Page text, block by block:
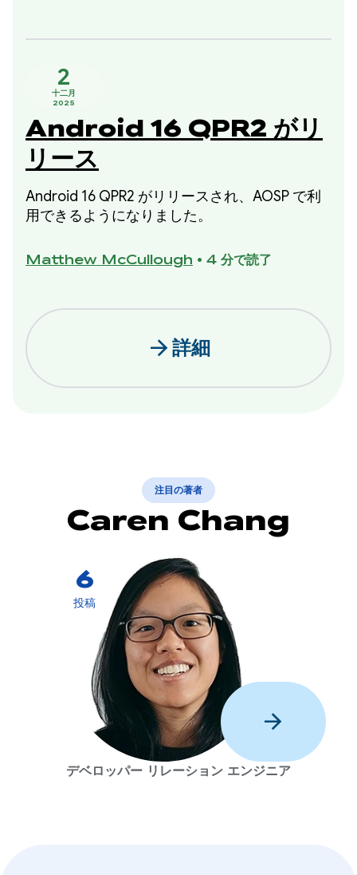
2
十二月
2025
Android 16 QPR2 がリ
リース
Android 16 QPR2 がリリースされ、AOSP で利
用できるようになりました。
Matthew McCullough • 4 分で読了
arrow_forward詳細
注目の著者
Caren Chang
6
投稿
arrow_forward
デベロッパー リレーション エンジニア